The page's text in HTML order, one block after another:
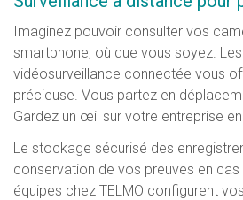
Imaginez pouvoir consulter vos
smartphone, où que vous soyez.
vidéosurveillance connectée vous
précieuse. Vous partez en
Gardez un œil sur votre entreprise
Le stockage sécurisé des
conservation de vos preuves en cas
équipes chez TELMO configurent